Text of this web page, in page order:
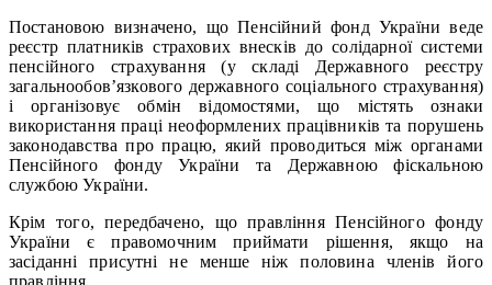
Постановою визначено, що Пенсійний фонд України веде
реєстр платників страхових внесків до солідарної системи
пенсійного страхування (у складі Державного реєстру
загальнообов’язкового державного соціального страхування)
і організовує обмін відомостями, що містять ознаки
використання праці неоформлених працівників та порушень
законодавства про працю, який проводиться між органами
Пенсійного фонду України та Державною фіскальною
службою України.
Крім того, передбачено, що правління Пенсійного фонду
України є правомочним приймати рішення, якщо на
засіданні присутні не менше ніж половина членів його
правління.